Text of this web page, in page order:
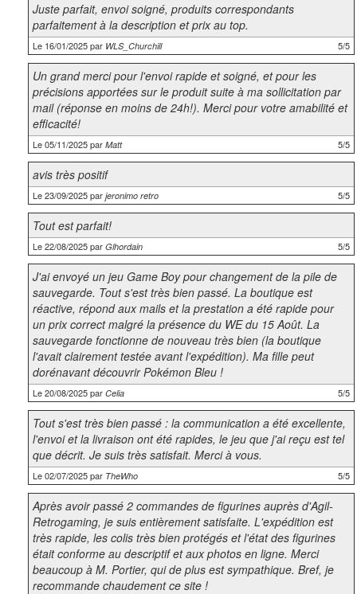
Juste parfait, envoi soigné, produits correspondants
parfaitement à la description et prix au top.
Le 16/01/2025 par WLS_Churchill 5/5
Un grand merci pour l'envoi rapide et soigné, et pour les
précisions apportées sur le produit suite à ma sollicitation par
mail (réponse en moins de 24h!). Merci pour votre amabilité et
efficacité!
Le 05/11/2025 par Matt 5/5
avis très positif
Le 23/09/2025 par jeronimo retro 5/5
Tout est parfait!
Le 22/08/2025 par Glhordain 5/5
J'ai envoyé un jeu Game Boy pour changement de la pile de
sauvegarde. Tout s'est très bien passé. La boutique est
réactive, répond aux mails et la prestation a été rapide pour
un prix correct malgré la présence du WE du 15 Août. La
sauvegarde fonctionne de nouveau très bien (la boutique
l'avait clairement testée avant l'expédition). Ma fille peut
dorénavant découvrir Pokémon Bleu !
Le 20/08/2025 par Celia 5/5
Tout s'est très bien passé : la communication a été excellente,
l'envoi et la livraison ont été rapides, le jeu que j'ai reçu est tel
que décrit. Je suis très satisfait. Merci à vous.
Le 02/07/2025 par TheWho 5/5
Après avoir passé 2 commandes de figurines auprès d'Agil-
Retrogaming, je suis entièrement satisfaite. L'expédition est
très rapide, les colis très bien protégés et l'état des figurines
était conforme au descriptif et aux photos en ligne. Merci
beaucoup à M. Portier, qui de plus est sympathique. Bref, je
recommande chaudement ce site !